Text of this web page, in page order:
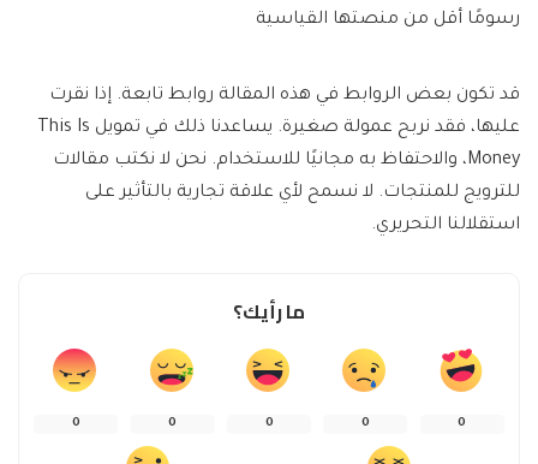
رسومًا أقل من منصتها القياسية
قد تكون بعض الروابط في هذه المقالة روابط تابعة. إذا نقرت
عليها، فقد نربح عمولة صغيرة. يساعدنا ذلك في تمويل This Is
Money، والاحتفاظ به مجانيًا للاستخدام. نحن لا نكتب مقالات
للترويج للمنتجات. لا نسمح لأي علاقة تجارية بالتأثير على
استقلالنا التحريري.
ما رأيك؟
0
0
0
0
0